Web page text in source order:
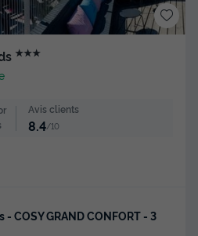
★★★
Avis clients
8.4/10
COSY GRAND CONFORT - 3